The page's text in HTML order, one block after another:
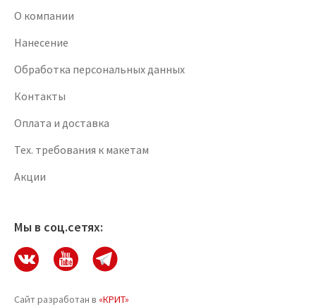
О компании
Нанесение
Обработка персональных данных
Контакты
Оплата и доставка
Тех. требования к макетам
Акции
Мы в соц.сетях:
Сайт разработан в «КРИТ»